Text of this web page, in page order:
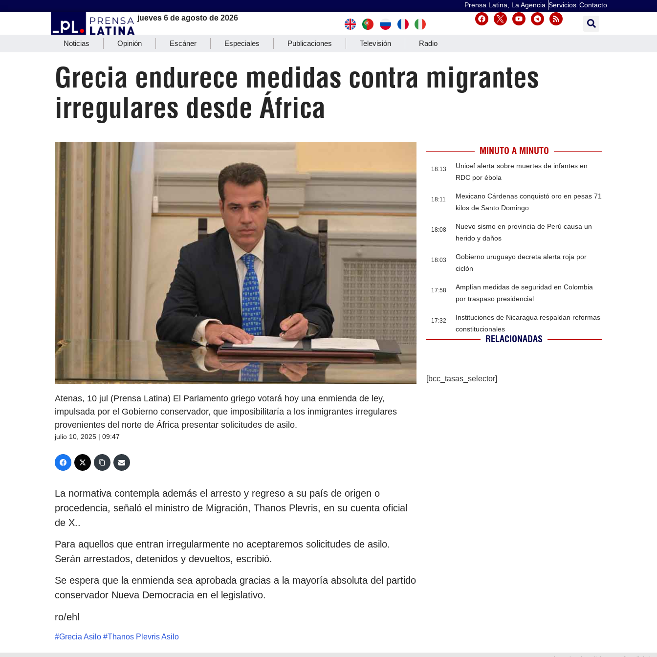
Prensa Latina, La Agencia Servicios Contacto
jueves 6 de agosto de 2026
Noticias Opinión Escáner Especiales Publicaciones Televisión Radio
Grecia endurece medidas contra migrantes
irregulares desde África
Atenas, 10 jul (Prensa Latina) El Parlamento griego votará hoy una enmienda de ley,
impulsada por el Gobierno conservador, que imposibilitaría a los inmigrantes irregulares
provenientes del norte de África presentar solicitudes de asilo.
julio 10, 2025 | 09:47
La normativa contempla además el arresto y regreso a su país de origen o
procedencia, señaló el ministro de Migración, Thanos Plevris, en su cuenta oficial
de Χ..
Para aquellos que entran irregularmente no aceptaremos solicitudes de asilo.
Serán arrestados, detenidos y devueltos, escribió.
Se espera que la enmienda sea aprobada gracias a la mayoría absoluta del partido
conservador Nueva Democracia en el legislativo.
ro/ehl
#Grecia Asilo #Thanos Plevris Asilo
MINUTO A MINUTO
18:13
Unicef alerta sobre muertes de infantes en
RDC por ébola
18:11
Mexicano Cárdenas conquistó oro en pesas 71
kilos de Santo Domingo
18:08
Nuevo sismo en provincia de Perú causa un
herido y daños
18:03
Gobierno uruguayo decreta alerta roja por
ciclón
17:58
Amplían medidas de seguridad en Colombia
por traspaso presidencial
17:32
Instituciones de Nicaragua respaldan reformas
constitucionales
RELACIONADAS
[bcc_tasas_selector]